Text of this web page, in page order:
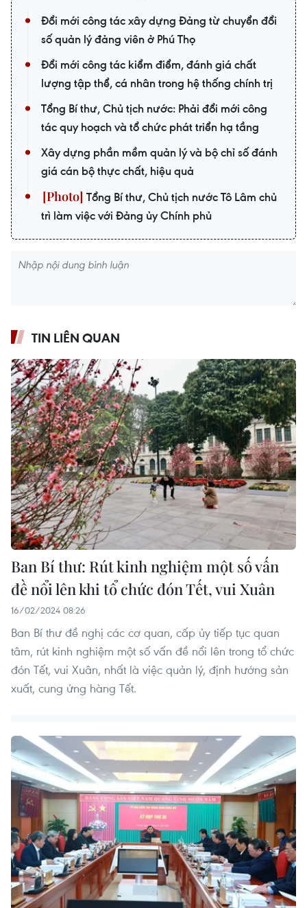
Đổi mới công tác xây dựng Đảng từ chuyển đổi
số quản lý đảng viên ở Phú Thọ
Đổi mới công tác kiểm điểm, đánh giá chất
lượng tập thể, cá nhân trong hệ thống chính trị
Tổng Bí thư, Chủ tịch nước: Phải đổi mới công
tác quy hoạch và tổ chức phát triển hạ tầng
Xây dựng phần mềm quản lý và bộ chỉ số đánh
giá cán bộ thực chất, hiệu quả
Tổng Bí thư, Chủ tịch nước Tô Lâm chủ
trì làm việc với Đảng ủy Chính phủ
TIN LIÊN QUAN
Ban Bí thư: Rút kinh nghiệm một số vấn
đề nổi lên khi tổ chức đón Tết, vui Xuân
16/02/2024 08:26
Ban Bí thư đề nghị các cơ quan, cấp ủy tiếp tục quan
tâm, rút kinh nghiệm một số vấn đề nổi lên trong tổ chức
đón Tết, vui Xuân, nhất là việc quản lý, định hướng sản
xuất, cung ứng hàng Tết.